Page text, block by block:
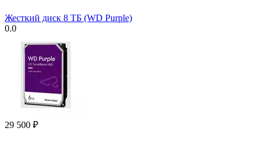
Жесткий диск 8 ТБ (WD Purple)
0.0
29 500 ₽